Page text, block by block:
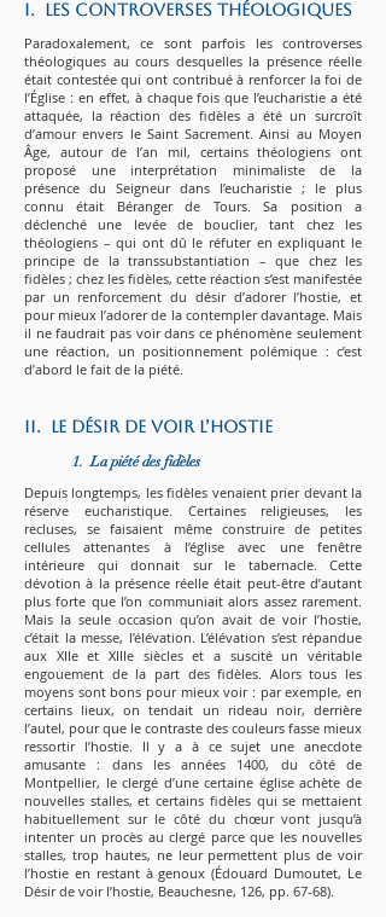
I. Les controverses théologiques
Paradoxalement, ce sont parfois les controverses
théologiques au cours desquelles la présence réelle
était contestée qui ont contribué à renforcer la foi de
l’Église : en effet, à chaque fois que l’eucharistie a été
attaquée, la réaction des fidèles a été un surcroît
d’amour envers le Saint Sacrement. Ainsi au Moyen
Âge, autour de l’an mil, certains théologiens ont
proposé une interprétation minimaliste de la
présence du Seigneur dans l’eucharistie ; le plus
connu était Béranger de Tours. Sa position a
déclenché une levée de bouclier, tant chez les
théologiens – qui ont dû le réfuter en expliquant le
principe de la transsubstantiation – que chez les
fidèles ; chez les fidèles, cette réaction s’est manifestée
par un renforcement du désir d’adorer l’hostie, et
pour mieux l’adorer de la contempler davantage. Mais
il ne faudrait pas voir dans ce phénomène seulement
une réaction, un positionnement polémique : c’est
d’abord le fait de la piété.
II. Le désir de voir l’hostie
1. La piété des fidèles
Depuis longtemps, les fidèles venaient prier devant la
réserve eucharistique. Certaines religieuses, les
recluses, se faisaient même construire de petites
cellules attenantes à l’église avec une fenêtre
intérieure qui donnait sur le tabernacle. Cette
dévotion à la présence réelle était peut-être d’autant
plus forte que l’on communiait alors assez rarement.
Mais la seule occasion qu’on avait de voir l’hostie,
c’était la messe, l’élévation. L’élévation s’est répandue
aux XIIe et XIIIe siècles et a suscité un véritable
engouement de la part des fidèles. Alors tous les
moyens sont bons pour mieux voir : par exemple, en
certains lieux, on tendait un rideau noir, derrière
l’autel, pour que le contraste des couleurs fasse mieux
ressortir l’hostie. Il y a à ce sujet une anecdote
amusante : dans les années 1400, du côté de
Montpellier, le clergé d’une certaine église achète de
nouvelles stalles, et certains fidèles qui se mettaient
habituellement sur le côté du chœur vont jusqu’à
intenter un procès au clergé parce que les nouvelles
stalles, trop hautes, ne leur permettent plus de voir
l’hostie en restant à genoux (Édouard Dumoutet, Le
Désir de voir l’hostie, Beauchesne, 126, pp. 67-68).